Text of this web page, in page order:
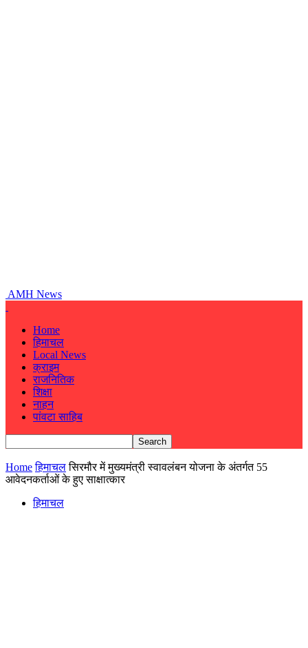
AMH News
Home
हिमाचल
Local News
क्राइम
राजनितिक
शिक्षा
नाहन
पांवटा साहिब
Home हिमाचल सिरमौर में मुख्यमंत्री स्वावलंबन योजना के अंतर्गत 55
आवेदनकर्ताओं के हुए साक्षात्कार
हिमाचल